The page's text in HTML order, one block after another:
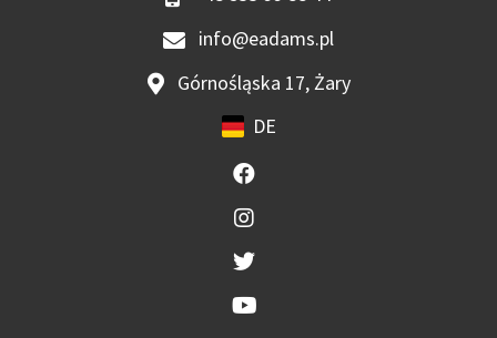
info@eadams.pl
Górnośląska 17, Żary
DE